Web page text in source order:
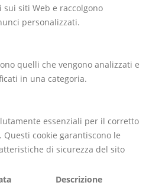
siti Web e raccolgono
personalizzati.
quelli che vengono analizzati e
in una categoria.
essenziali per il corretto
cookie garantiscono le
di sicurezza del sito
Descrizione